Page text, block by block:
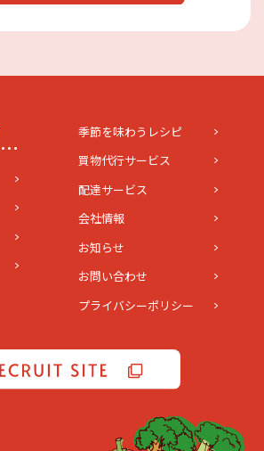
季節を味わうレシピ
買物代行サービス
配達サービス
会社情報
お知らせ
お問い合わせ
プライバシーポリシー